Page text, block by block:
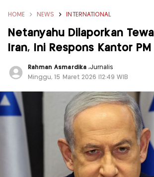
HOME NEWS INTERNATIONAL
Netanyahu Dilaporkan
Iran, Ini Respons Kantor PM
Rahman Asmardika ,Jurnalis
Minggu, 15 Maret 2026 |12:49 WIB